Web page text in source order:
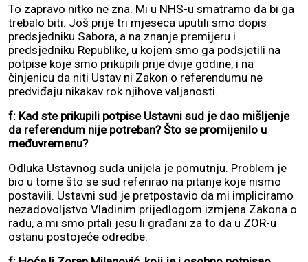
To zapravo nitko ne zna. Mi u NHS-u smatramo da bi ga
trebalo biti. Još prije tri mjeseca uputili smo dopis
predsjedniku Sabora, a na znanje premijeru i
predsjedniku Republike, u kojem smo ga podsjetili na
potpise koje smo prikupili prije dvije godine, i na
činjenicu da niti Ustav ni Zakon o referendumu ne
predviđaju nikakav rok njihove valjanosti.
f: Kad ste prikupili potpise Ustavni sud je dao mišljenje
da referendum nije potreban? Što se promijenilo u
međuvremenu?
Odluka Ustavnog suda unijela je pomutnju. Problem je
bio u tome što se sud referirao na pitanje koje nismo
postavili. Ustavni sud je pretpostavio da mi impliciramo
nezadovoljstvo Vladinim prijedlogom izmjena Zakona o
radu, a mi smo pitali jesu li građani za to da u ZOR-u
ostanu postojeće odredbe.